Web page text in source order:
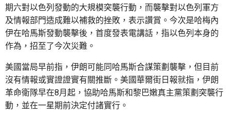
期六對以色列發動的大規模突襲行動，而襲擊對以色列軍方
及情報部門造成難以補救的挫敗，表示讚賞。今次是哈梅內
伊在哈馬斯發動襲擊後，首度發表電講話，指以色列本身的
作為，招至了今次災難。
美國當局早前指，伊朗可能同哈馬斯合謀策劃襲擊，但目前
沒有情報或實證證實有關推斷。美國華爾街日報就指，伊朗
革命衛隊早在8月起，協助哈馬斯和黎巴嫩真主黨策劃突襲行
動，並在一星期前決定付諸實行。